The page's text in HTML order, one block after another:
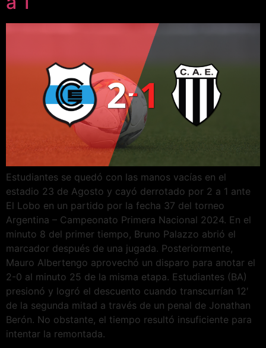
Estudiantes se quedó con las manos vacías en el
estadio 23 de Agosto y cayó derrotado por 2 a 1 ante
El Lobo en un partido por la fecha 37 del torneo
Argentina – Campeonato Primera Nacional 2024. En el
minuto 8 del primer tiempo, Bruno Palazzo abrió el
marcador después de una jugada. Posteriormente,
Mauro Albertengo aprovechó un disparo para anotar el
2-0 al minuto 25 de la misma etapa. Estudiantes (BA)
presionó y logró el descuento cuando transcurrían 12′
de la segunda mitad a través de un penal de Jonathan
Berón. No obstante, el tiempo resultó insuficiente para
intentar la remontada.